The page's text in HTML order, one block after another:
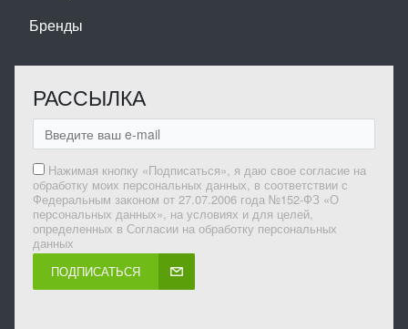
Бренды
РАССЫЛКА
Нажимая кнопку «Подписаться», я даю свое согласие на
обработку моих персональных данных, в соответствии с
Федеральным законом от 27.07.2006 года №152-ФЗ «О
персональных данных», на условиях и для целей,
определенных в Согласии на обработку персональных
данных
ПОДПИСАТЬСЯ